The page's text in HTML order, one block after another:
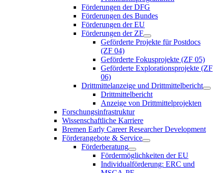
Förderungen der DFG
Förderungen des Bundes
Förderungen der EU
Förderungen der ZF
Geförderte Projekte für Postdocs
(ZF 04)
Geförderte Fokusprojekte (ZF 05)
Geförderte Explorationsprojekte (ZF
06)
Drittmittelanzeige und Drittmittelbericht
Drittmittelbericht
Anzeige von Drittmittelprojekten
Forschungsinfrastruktur
Wissenschaftliche Karriere
Bremen Early Career Researcher Development
Förderangebote & Service
Förderberatung
Fördermöglichkeiten der EU
Individualförderung: ERC und